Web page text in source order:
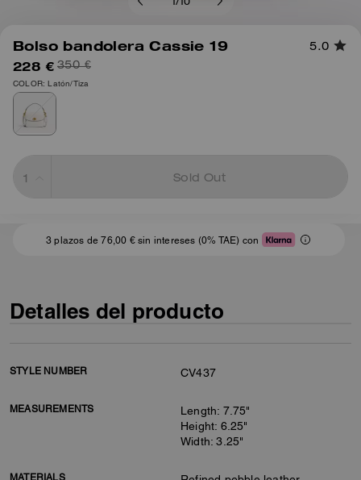
/ 10
Bolso bandolera Cassie 19 5.0
228 € 350 €
COLOR: Latón/Tiza
Sold Out
3 plazos de 76,00 € sin intereses (0% TAE) con
Detalles del producto
STYLE NUMBER CV437
MEASUREMENTS
Length: 7.75"
Height: 6.25"
Width: 3.25"
MATERIALS